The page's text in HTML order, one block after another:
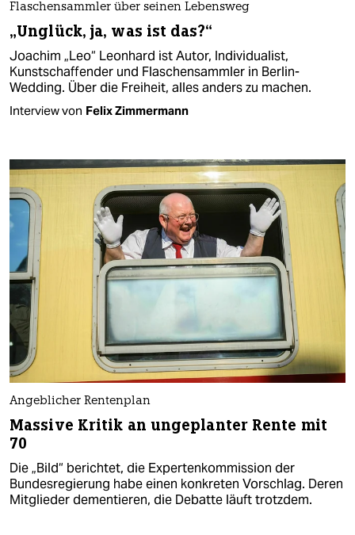
Flaschensammler über seinen Lebensweg
„Unglück, ja, was ist das?“
Joachim „Leo“ Leonhard ist Autor, Individualist,
Kunstschaffender und Flaschensammler in Berlin-
Wedding. Über die Freiheit, alles anders zu machen.
Interview von Felix Zimmermann
Angeblicher Rentenplan
Massive Kritik an ungeplanter Rente mit
70
Die „Bild“ berichtet, die Expertenkommission der
Bundesregierung habe einen konkreten Vorschlag. Deren
Mitglieder dementieren, die Debatte läuft trotzdem.